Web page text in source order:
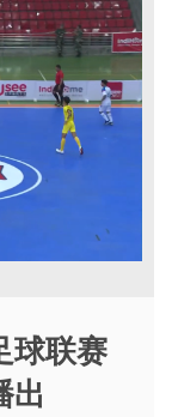
球联赛
出